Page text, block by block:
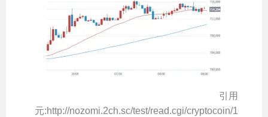
引用
元:http://nozomi.2ch.sc/test/read.cgi/cryptocoin/1